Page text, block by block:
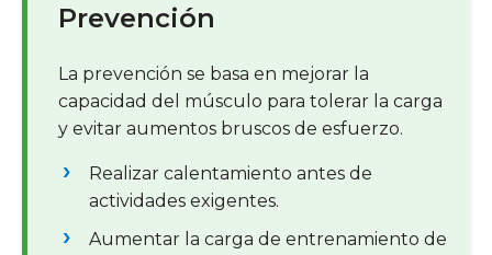
Prevención
La prevención se basa en mejorar la
capacidad del músculo para tolerar la carga
y evitar aumentos bruscos de esfuerzo.
Realizar calentamiento antes de
actividades exigentes.
Aumentar la carga de entrenamiento de